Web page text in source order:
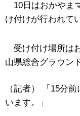
10日はおかやま
け付けが行われて
受け付け場所は
山県総合グラウン
（記者） 「15分
います。」